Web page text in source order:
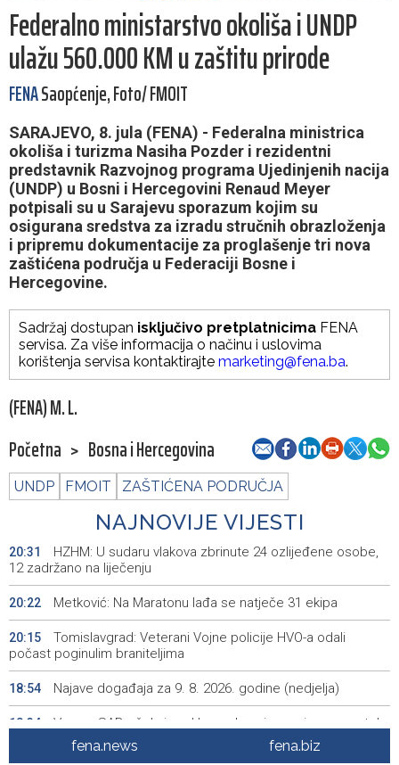
Federalno ministarstvo okoliša i UNDP
ulažu 560.000 KM u zaštitu prirode
FENASaopćenje, Foto/ FMOIT
SARAJEVO, 8. jula (FENA) - Federalna ministrica
okoliša i turizma Nasiha Pozder i rezidentni
predstavnik Razvojnog programa Ujedinjenih nacija
(UNDP) u Bosni i Hercegovini Renaud Meyer
potpisali su u Sarajevu sporazum kojim su
osigurana sredstva za izradu stručnih obrazloženja
i pripremu dokumentacije za proglašenje tri nova
zaštićena područja u Federaciji Bosne i
Hercegovine.
Sadržaj dostupan isključivo pretplatnicima FENA
servisa. Za više informacija o načinu i uslovima
korištenja servisa kontaktirajte marketing@fena.ba.
(FENA) M. L.
Početna > Bosna i Hercegovina
UNDP FMOIT ZAŠTIĆENA PODRUČJA
NAJNOVIJE VIJESTI
20:31
HZHM: U sudaru vlakova zbrinute 24 ozlijeđene osobe,
12 zadržano na liječenju
20:22 Metković: Na Maratonu lađa se natječe 31 ekipa
20:15
Tomislavgrad: Veterani Vojne policije HVO-a odali
počast poginulim braniteljima
18:54 Najave događaja za 9. 8. 2026. godine (nedjelja)
18:34
Vance: SAD očekuje od Irana da osigura siguran protok
nafte kroz Hormuški moreuz
fena.news fena.biz